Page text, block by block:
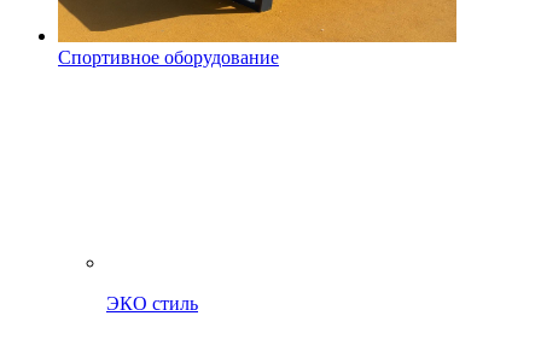
Спортивное оборудование
ЭКО стиль